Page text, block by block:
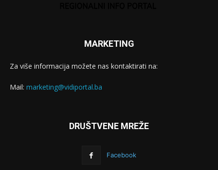
MARKETING
Za više informacija možete nas kontaktirati na:
Mail: marketing@vidiportal.ba
DRUŠTVENE MREŽE
Facebook